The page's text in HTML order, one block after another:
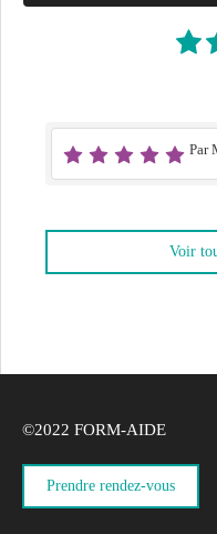
Par
Voir
©2022 FORM-AIDE
Prendre rendez-vous